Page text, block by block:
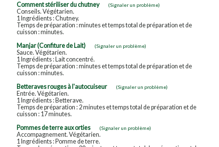
Comment stériliser du chutney (Signaler un problème)
Conseils. Végétarien.
1 Ingrédients : Chutney.
Temps de préparation : minutes et temps total de préparation et de
cuisson : minutes.
Manjar (Confiture de Lait)
(Signaler un problème)
Sauce. Végétarien.
1 Ingrédients : Lait concentré.
Temps de préparation : minutes et temps total de préparation et de
cuisson : minutes.
Betteraves rouges à l'autocuiseur
(Signaler un problème)
Entrée. Végétarien.
1 Ingrédients : Betterave.
Temps de préparation : 2 minutes et temps total de préparation et de
cuisson : 17 minutes.
Pommes de terre aux orties
(Signaler un problème)
Accompagnement. Végétarien.
1 Ingrédients : Pomme de terre.